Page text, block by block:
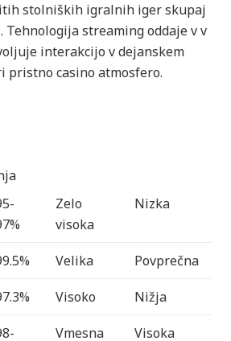
stolniških igralnih iger skupaj
Tehnologija streaming oddaje v v
interakcijo v dejanskem
pristno casino atmosfero.
Zelo
visoka
Nizka
Velika Povprečna
Visoko Nižja
Vmesna Visoka